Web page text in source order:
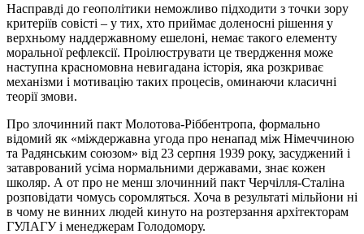
Насправді до геополітики неможливо підходити з точки зору
критеріїв совісті – у тих, хто приймає доленосні рішення у
верхньому наддержавному ешелоні, немає такого елементу
моральної рефлексії. Проілюструвати це твердження може
наступна красномовна невигадана історія, яка розкриває
механізми і мотивацію таких процесів, оминаючи класичні
теорії змови.
Про злочинний пакт Молотова-Ріббентропа, формально
відомий як «міждержавна угода про ненапад між Німеччиною
та Радянським союзом» від 23 серпня 1939 року, засуджений і
затаврований усіма нормальними державами, знає кожен
школяр. А от про не менш злочинний пакт Черчілля-Сталіна
розповідати чомусь соромляться. Хоча в результаті мільйони ні
в чому не винних людей кинуто на розтерзання архітекторам
ГУЛАГУ і менеджерам Голодомору.